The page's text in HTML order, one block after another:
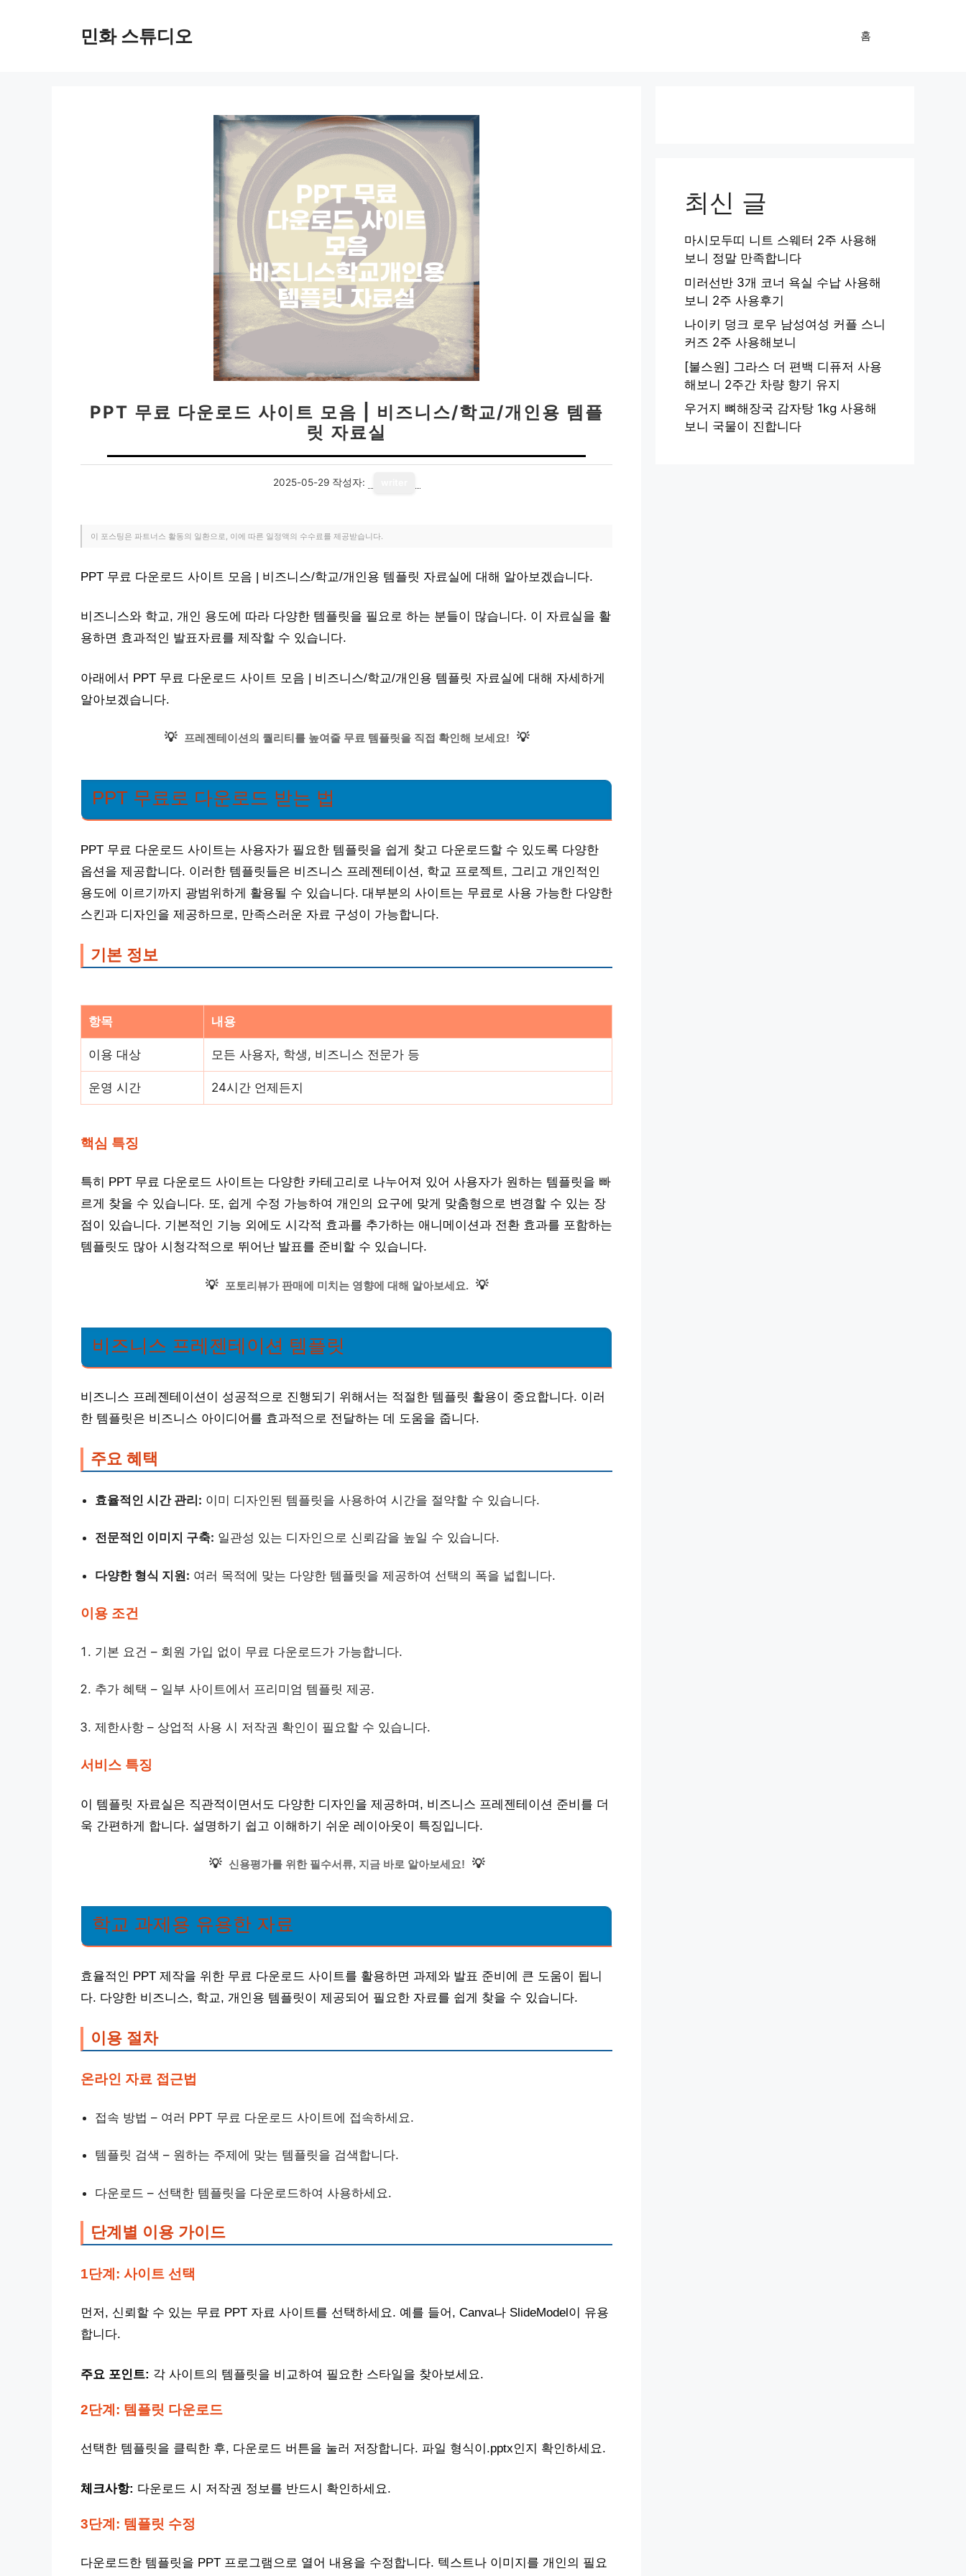
민화 스튜디오 홈
PPT 무료 다운로드 사이트 모음 | 비즈니스/학교/개인용 템플
릿 자료실
2025-05-29 작성자:
이 포스팅은 파트너스 활동의 일환으로, 이에 따른 일정액의 수수료를 제공받습니다.
PPT 무료 다운로드 사이트 모음 | 비즈니스/학교/개인용 템플릿 자료실에 대해 알아보겠습니다.
비즈니스와 학교, 개인 용도에 따라 다양한 템플릿을 필요로 하는 분들이 많습니다. 이 자료실을 활
용하면 효과적인 발표자료를 제작할 수 있습니다.
아래에서 PPT 무료 다운로드 사이트 모음 | 비즈니스/학교/개인용 템플릿 자료실에 대해 자세하게
알아보겠습니다.
💡 프레젠테이션의 퀄리티를 높여줄 무료 템플릿을 직접 확인해 보세요! 💡
PPT 무료로 다운로드 받는 법
PPT 무료 다운로드 사이트는 사용자가 필요한 템플릿을 쉽게 찾고 다운로드할 수 있도록 다양한
옵션을 제공합니다. 이러한 템플릿들은 비즈니스 프레젠테이션, 학교 프로젝트, 그리고 개인적인
용도에 이르기까지 광범위하게 활용될 수 있습니다. 대부분의 사이트는 무료로 사용 가능한 다양한
스킨과 디자인을 제공하므로, 만족스러운 자료 구성이 가능합니다.
기본 정보
항목 내용
이용 대상 모든 사용자, 학생, 비즈니스 전문가 등
운영 시간 24시간 언제든지
핵심 특징
특히 PPT 무료 다운로드 사이트는 다양한 카테고리로 나누어져 있어 사용자가 원하는 템플릿을 빠
르게 찾을 수 있습니다. 또, 쉽게 수정 가능하여 개인의 요구에 맞게 맞춤형으로 변경할 수 있는 장
점이 있습니다. 기본적인 기능 외에도 시각적 효과를 추가하는 애니메이션과 전환 효과를 포함하는
템플릿도 많아 시청각적으로 뛰어난 발표를 준비할 수 있습니다.
💡 포토리뷰가 판매에 미치는 영향에 대해 알아보세요. 💡
비즈니스 프레젠테이션 템플릿
비즈니스 프레젠테이션이 성공적으로 진행되기 위해서는 적절한 템플릿 활용이 중요합니다. 이러
한 템플릿은 비즈니스 아이디어를 효과적으로 전달하는 데 도움을 줍니다.
주요 혜택
효율적인 시간 관리: 이미 디자인된 템플릿을 사용하여 시간을 절약할 수 있습니다.
전문적인 이미지 구축: 일관성 있는 디자인으로 신뢰감을 높일 수 있습니다.
다양한 형식 지원: 여러 목적에 맞는 다양한 템플릿을 제공하여 선택의 폭을 넓힙니다.
이용 조건
기본 요건 – 회원 가입 없이 무료 다운로드가 가능합니다.
추가 혜택 – 일부 사이트에서 프리미엄 템플릿 제공.
제한사항 – 상업적 사용 시 저작권 확인이 필요할 수 있습니다.
서비스 특징
이 템플릿 자료실은 직관적이면서도 다양한 디자인을 제공하며, 비즈니스 프레젠테이션 준비를 더
욱 간편하게 합니다. 설명하기 쉽고 이해하기 쉬운 레이아웃이 특징입니다.
💡 신용평가를 위한 필수서류, 지금 바로 알아보세요! 💡
학교 과제용 유용한 자료
효율적인 PPT 제작을 위한 무료 다운로드 사이트를 활용하면 과제와 발표 준비에 큰 도움이 됩니
다. 다양한 비즈니스, 학교, 개인용 템플릿이 제공되어 필요한 자료를 쉽게 찾을 수 있습니다.
이용 절차
온라인 자료 접근법
접속 방법 – 여러 PPT 무료 다운로드 사이트에 접속하세요.
템플릿 검색 – 원하는 주제에 맞는 템플릿을 검색합니다.
다운로드 – 선택한 템플릿을 다운로드하여 사용하세요.
단계별 이용 가이드
1단계: 사이트 선택
먼저, 신뢰할 수 있는 무료 PPT 자료 사이트를 선택하세요. 예를 들어, Canva나 SlideModel이 유용
합니다.
주요 포인트: 각 사이트의 템플릿을 비교하여 필요한 스타일을 찾아보세요.
2단계: 템플릿 다운로드
선택한 템플릿을 클릭한 후, 다운로드 버튼을 눌러 저장합니다. 파일 형식이.pptx인지 확인하세요.
체크사항: 다운로드 시 저작권 정보를 반드시 확인하세요.
3단계: 템플릿 수정
다운로드한 템플릿을 PPT 프로그램으로 열어 내용을 수정합니다. 텍스트나 이미지를 개인의 필요
최신 글
마시모두띠 니트 스웨터 2주 사용해
보니 정말 만족합니다
미러선반 3개 코너 욕실 수납 사용해
보니 2주 사용후기
나이키 덩크 로우 남성여성 커플 스니
커즈 2주 사용해보니
[불스원] 그라스 더 편백 디퓨저 사용
해보니 2주간 차량 향기 유지
우거지 뼈해장국 감자탕 1kg 사용해
보니 국물이 진합니다